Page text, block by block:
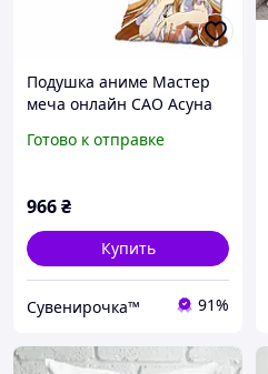
Подушка аниме Мастер
меча онлайн САО Асуна
(p0487)
Готово к отправке
966₴
Купить
Сувенирочка™ 91%